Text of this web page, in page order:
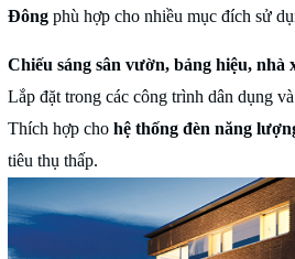
Đông phù hợp cho nhiều mục đích sử
Chiếu sáng sân vườn, bảng hiệu, nhà
Lắp đặt trong các công trình dân dụng
Thích hợp cho hệ thống đèn năng
tiêu thụ thấp.